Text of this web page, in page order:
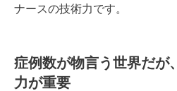
ナースの技術力です。
症例数が物言う世界だが
力が重要